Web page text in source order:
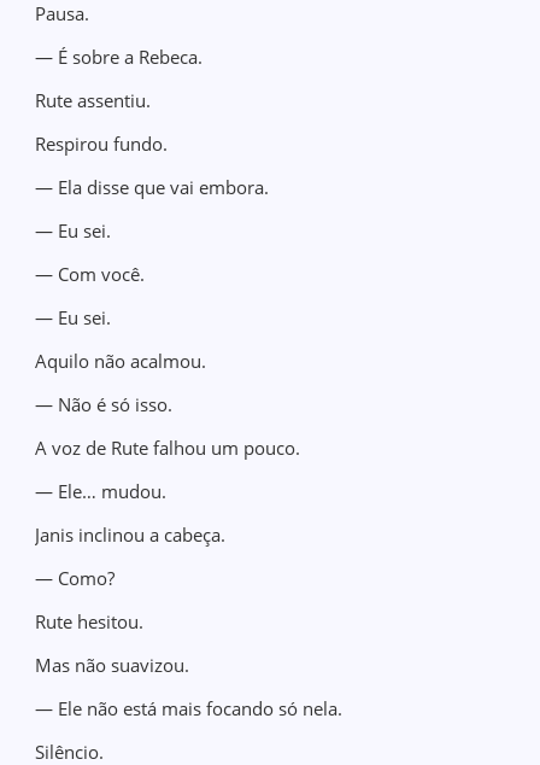
Pausa.
— É sobre a Rebeca.
Rute assentiu.
Respirou fundo.
— Ela disse que vai embora.
— Eu sei.
— Com você.
— Eu sei.
Aquilo não acalmou.
— Não é só isso.
A voz de Rute falhou um pouco.
— Ele… mudou.
Janis inclinou a cabeça.
— Como?
Rute hesitou.
Mas não suavizou.
— Ele não está mais focando só nela.
Silêncio.